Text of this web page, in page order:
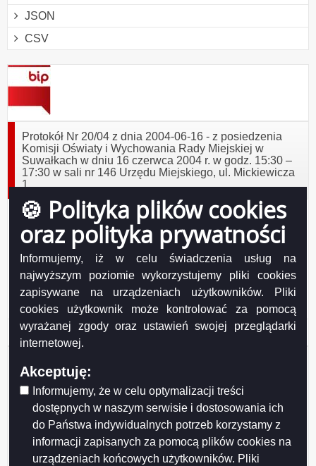
🍪 Polityka plików cookies
oraz polityka prywatności
Informujemy, iż w celu świadczenia usług na
najwyższym poziomie wykorzystujemy pliki cookies
zapisywane na urządzeniach użytkowników. Pliki
cookies użytkownik może kontrolować za pomocą
wyrażanej zgody oraz ustawień swojej przeglądarki
internetowej.
Akceptuję:
Informujemy, że w celu optymalizacji treści
dostępnych w naszym serwisie i dostosowania ich
do Państwa indywidualnych potrzeb korzystamy z
informacji zapisanych za pomocą plików cookies na
urządzeniach końcowych użytkowników. Pliki
JSON
CSV
Protokół Nr 20/04 z dnia 2004-06-16 - z posiedzenia
Komisji Oświaty i Wychowania Rady Miejskiej w
Suwałkach w dniu 16 czerwca 2004 r. w godz. 15:30 –
17:30 w sali nr 146 Urzędu Miejskiego, ul. Mickiewicza
1.
Data
wydania
2004-06-16
20/04
w Suwałkach w dniu 16 czerwca 2004 r. w godz. 15:30 –
17:30 w sali nr 146 Urzędu Miejskiego, ul. Mickiewicza 1.
20_koiw ( 88.9 KB )
Podgląd
Wytwarzający/odpowiadający:
Wprowadzający:Radosław Jabłoński
Data wprowadzenia:2008-12-20
Data modyfikacji:2008-12-20
Opublikował: Radosław Jabłoński
Data publikacji:2008-12-20